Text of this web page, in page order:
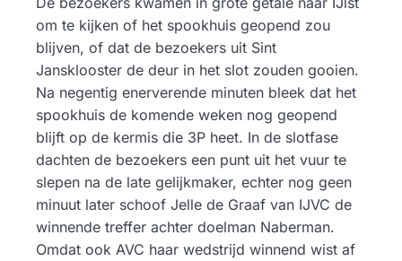
om te kijken of het spookhuis geopend zou
blijven, of dat de bezoekers uit Sint
Jansklooster de deur in het slot zouden gooien.
Na negentig enerverende minuten bleek dat het
spookhuis de komende weken nog geopend
blijft op de kermis die 3P heet. In de slotfase
dachten de bezoekers een punt uit het vuur te
slepen na de late gelijkmaker, echter nog geen
minuut later schoof Jelle de Graaf van IJVC de
winnende treffer achter doelman Naberman.
Omdat ook AVC haar wedstrijd winnend wist af